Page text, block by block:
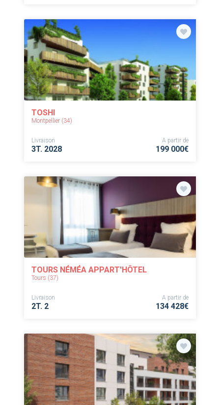
TOSHI
Montpellier (34)
Livraison
3T. 2028
A partir de
199 000€
TOURS NÉMÉA APPART'HÔTEL
Tours (37)
Livraison
2T. 2
A partir de
134 428€